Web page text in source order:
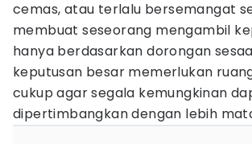
cemas, atau terlalu bersemangat
membuat seseorang mengambil
hanya berdasarkan dorongan
keputusan besar memerlukan
cukup agar segala kemungkinan
dipertimbangkan dengan lebih